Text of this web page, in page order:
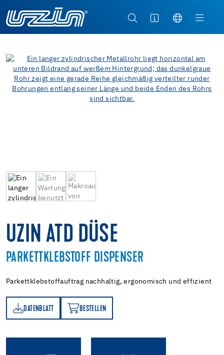
UZIN ATD DÜSE
PARKETTKLEBSTOFF DISPENSER
Parkettklebstoffauftrag nachhaltig, ergonomisch und effizient
DATENBLATT BESTELLEN
BESTELLEN